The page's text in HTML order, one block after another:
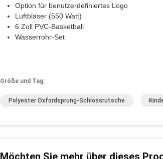
Option für benutzerdefiniertes Logo
Luftbläser (550 Watt)
6 Zoll PVC-Basketball
Wasserrohr-Set
Größe und Tag:
Polyester Oxfordsprung-Schlossrutsche
Möchten Sie mehr über dieses